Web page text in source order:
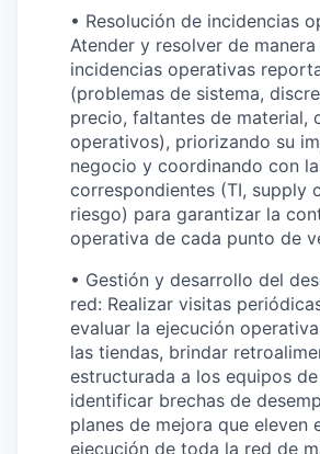
• Resolución de incidencias
Atender y resolver de
incidencias operativas
(problemas de sistema,
precio, faltantes de material,
operativos), priorizando su
negocio y coordinando con
correspondientes (TI, supply
riesgo) para garantizar la
operativa de cada punto de
• Gestión y desarrollo del
red: Realizar visitas
evaluar la ejecución
las tiendas, brindar
estructurada a los equipos
identificar brechas de
planes de mejora que eleven
ejecución de toda la red de